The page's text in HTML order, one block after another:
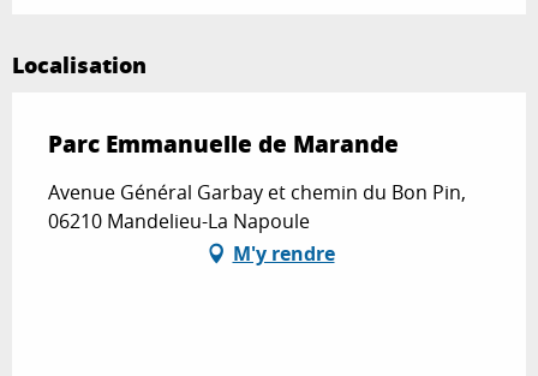
Localisation
Parc Emmanuelle de Marande
Avenue Général Garbay et chemin du Bon Pin,
06210 Mandelieu-La Napoule
M'y rendre